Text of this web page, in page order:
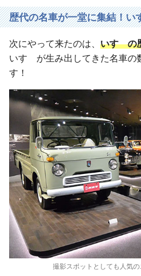
歴代の名車が一堂に集結！い
次にやって来たのは、 いすゞの
いすゞが生み出してきた名車の
す！
撮影スポットとしても人気の